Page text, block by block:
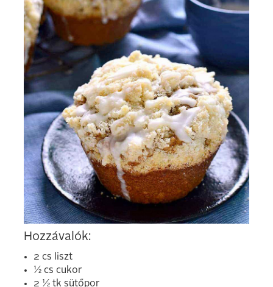
Hozzávalók:
2 cs liszt
½ cs cukor
2 ½ tk sütőpor